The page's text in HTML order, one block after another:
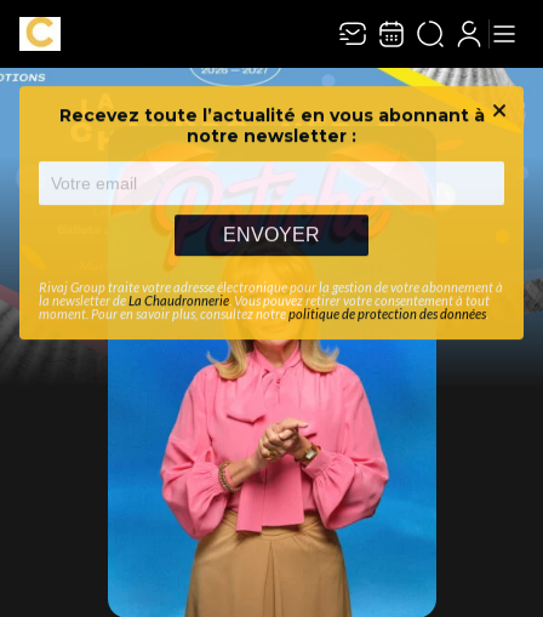
Recevez toute l’actualité en vous abonnant à
notre newsletter :
ENVOYER
Rivaj Group traite votre adresse électronique pour la gestion de votre abonnement à
la newsletter deLa Chaudronnerie. Vous pouvez retirer votre consentement à tout
moment. Pour en savoir plus, consultez notrepolitique de protection des données.